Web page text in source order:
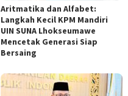
Aritmatika dan Alfabet:
Langkah Kecil KPM Mandiri
UIN SUNA Lhokseumawe
Mencetak Generasi Siap
Bersaing